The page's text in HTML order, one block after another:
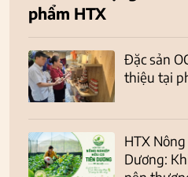
phẩm HTX
Đặc sản
thiệu tại
HTX
Dương: